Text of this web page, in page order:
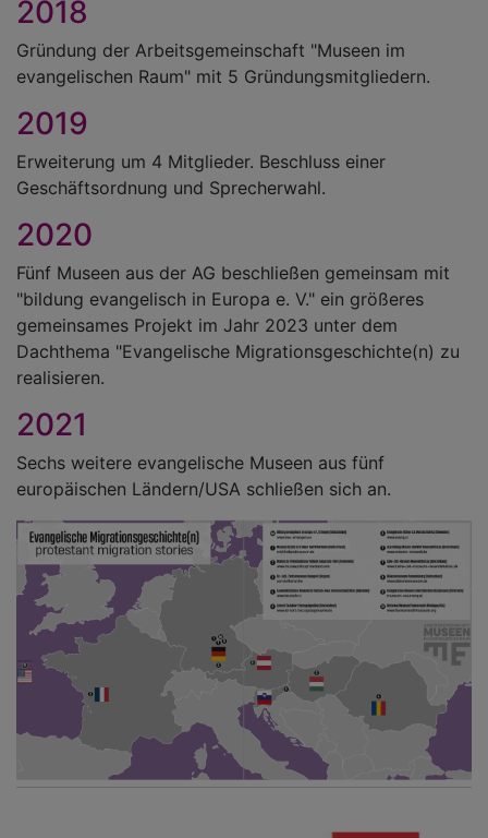
2018
Gründung der Arbeitsgemeinschaft "Museen im
evangelischen Raum" mit 5 Gründungsmitgliedern.
2019
Erweiterung um 4 Mitglieder. Beschluss einer
Geschäftsordnung und Sprecherwahl.
2020
Fünf Museen aus der AG beschließen gemeinsam mit
"bildung evangelisch in Europa e. V." ein größeres
gemeinsames Projekt im Jahr 2023 unter dem
Dachthema "Evangelische Migrationsgeschichte(n) zu
realisieren.
2021
Sechs weitere evangelische Museen aus fünf
europäischen Ländern/USA schließen sich an.